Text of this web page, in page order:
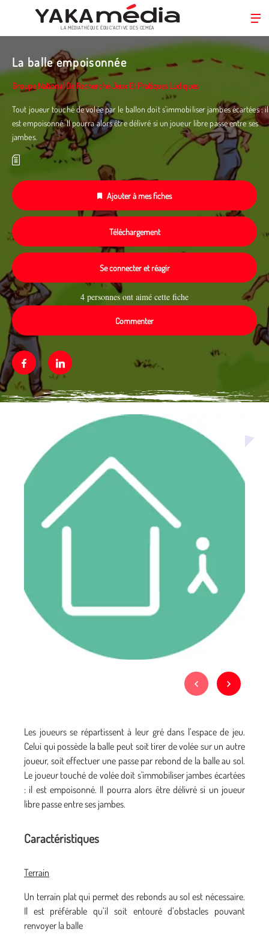
contenu
principal
LA MÉDIATHÈQUE ÉDUC’ACTIVE DES CEMÉA
La balle empoisonnée
Groupe National De Recherche Jeux Et Pratiques Ludiques
Tout joueur touché de volée par le ballon doit s'immobiliser jambes écartées : il
est empoisonné. Il pourra alors être délivré si un joueur libre passe entre ses
jambes.
Ajouter à mes fiches
Téléchargement
Se connecter et réagir
4 personnes ont aimé cette fiche
Commenter
FacebookLinkedin
Les joueurs se répartissent à leur gré dans l’espace de jeu.
Celui qui possède la balle peut soit tirer de volée sur un autre
joueur, soit effectuer une passe par rebond de la balle au sol.
Le joueur touché de volée doit s'immobiliser jambes écartées
: il est empoisonné. Il pourra alors être délivré si un joueur
libre passe entre ses jambes.
Caractéristiques
Terrain
Un terrain plat qui permet des rebonds au sol est nécessaire.
Il est préférable qu’il soit entouré d’obstacles pouvant
renvoyer la balle